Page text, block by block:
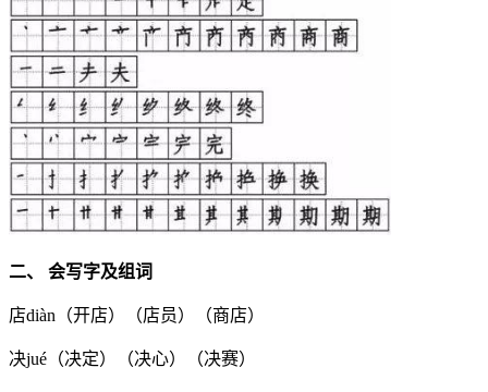
二、 会写字及组词
店diàn（开店）（店员）（商店）
决jué（决定）（决心）（决赛）